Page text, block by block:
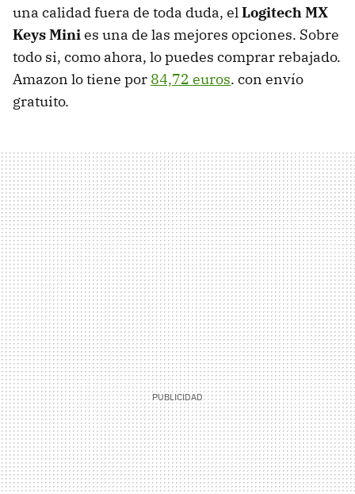
una calidad fuera de toda duda, elLogitech MX
Keys Minies una de las mejores opciones. Sobre
todo si, como ahora, lo puedes comprar rebajado.
Amazon lo tiene por 84,72 euros. con envío
gratuito.